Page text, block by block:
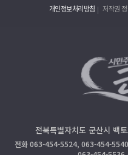
개인정보처리방침 저작권
전북특별자치도 군산시 백
전화 063-454-5524, 063-454-